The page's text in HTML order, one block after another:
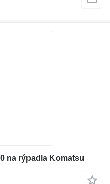
na rýpadla Komatsu